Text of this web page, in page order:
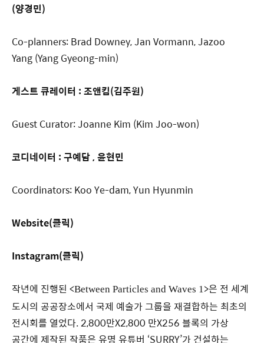
(양경민)
Co-planners: Brad Downey, Jan Vormann, Jazoo
Yang (Yang Gyeong-min)
게스트 큐레이터 : 조앤킴(김주원)
Guest Curator: Joanne Kim (Kim Joo-won)
코디네이터 : 구예담 , 윤현민
Coordinators: Koo Ye-dam, Yun Hyunmin
Website(클릭)
Instagram(클릭)
작년에 진행된 <Between Particles and Waves 1>은 전 세계
도시의 공공장소에서 국제 예술가 그룹을 재결합하는 최초의
전시회를 열었다. 2,800만X2,800 만X256 블록의 가상
공간에 제작된 작품은 유명 유튜버 ‘SURRY’가 건설하는